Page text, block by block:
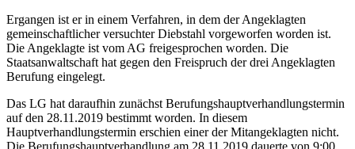
Ergangen ist er in einem Verfahren, in dem der Angeklagten
gemeinschaftlicher versuchter Diebstahl vorgeworfen worden ist.
Die Angeklagte ist vom AG freigesprochen worden. Die
Staatsanwaltschaft hat gegen den Freispruch der drei Angeklagten
Berufung eingelegt.
Das LG hat daraufhin zunächst Berufungshauptverhandlungstermin
auf den 28.11.2019 bestimmt worden. In diesem
Hauptverhandlungstermin erschien einer der Mitangeklagten nicht.
Die Berufungshauptverhandlung am 28.11.2019 dauerte von 9:00